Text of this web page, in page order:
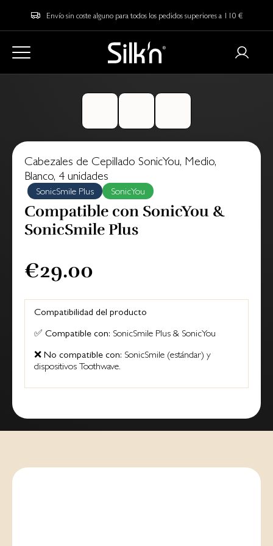
Envío sin coste alguno para todos los pedidos superiores a 110 €
Cabezales de Cepillado SonicYou, Medio,
Blanco, 4 unidades
SonicSmile Plus SonicYou
Compatible con SonicYou &
SonicSmile Plus
€29.00
Compatibilidad del producto
✅ Compatible con: SonicSmile Plus & SonicYou
❌ No compatible con: SonicSmile (estándar) y
dispositivos Toothwave.